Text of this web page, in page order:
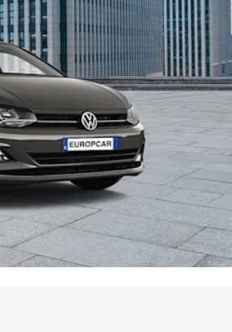
HORTA - PORTUGAL